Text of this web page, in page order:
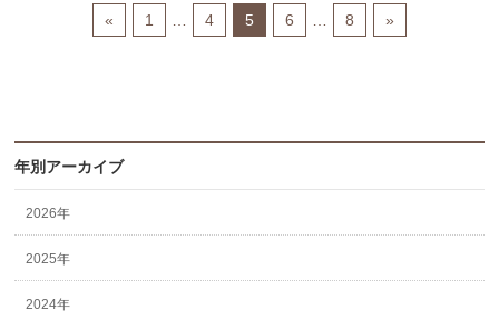
« 1 4 5 6 8 »
年別アーカイブ
2026年
2025年
2024年